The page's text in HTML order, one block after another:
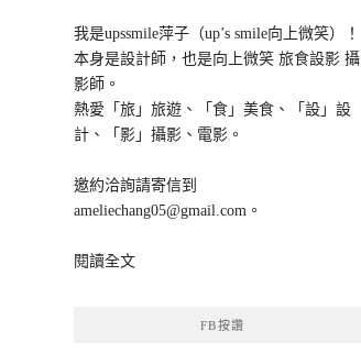
我是upssmile萍子（up’s smile向上微笑）！
本身是設計師，也是向上微笑 旅食設影 攝
影師。
熱愛「旅」旅遊、「食」美食、「設」設
計、「影」攝影、電影。
邀約洽詢請寄信到
ameliechang05@gmail.com。
閱讀全文
FB按讚